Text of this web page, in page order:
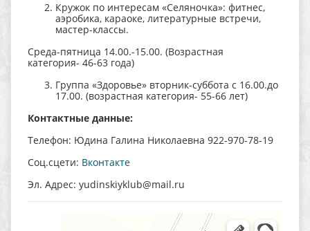
Кружок по интересам «Селяночка»: фитнес,
аэробика, караоке, литературные встречи,
мастер-классы.
Среда-пятница 14.00.-15.00. (Возрастная
категория- 46-63 года)
Группа «Здоровье» вторник-суббота с 16.00.до
17.00. (возрастная категория- 55-66 лет)
Контактные данные:
Телефон: Юдина Галина Николаевна 922-970-78-19
Соц.сцети: Вконтакте
Эл. Адрес: yudinskiyklub@mail.ru